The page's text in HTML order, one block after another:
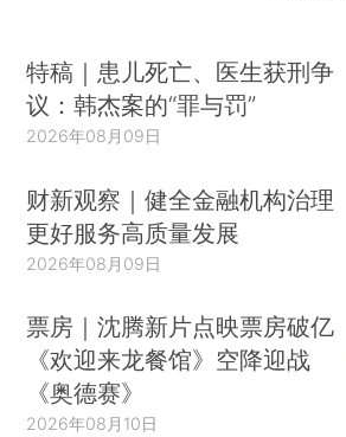
特稿｜患儿死亡、医生获刑争
议：韩杰案的“罪与罚”
2026年08月09日
财新观察｜健全金融机构治理
更好服务高质量发展
2026年08月09日
票房｜沈腾新片点映票房破亿
《欢迎来龙餐馆》空降迎战
《奥德赛》
2026年08月10日